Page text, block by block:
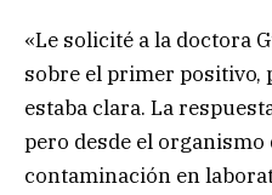
«Le solicité a la doctora
sobre el primer positivo,
estaba clara. La
pero desde el
contaminación en